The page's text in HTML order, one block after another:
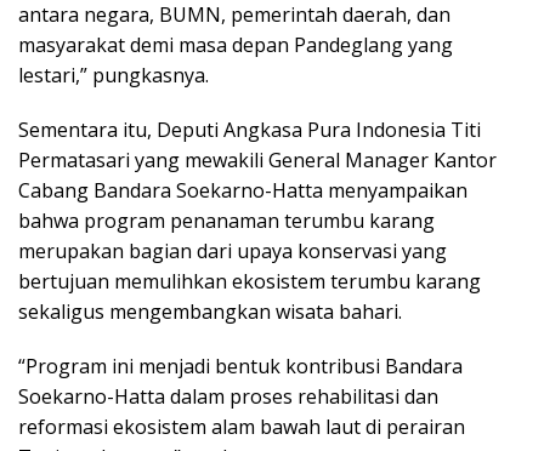
antara negara, BUMN, pemerintah daerah, dan
masyarakat demi masa depan Pandeglang yang
lestari,” pungkasnya.
Sementara itu, Deputi Angkasa Pura Indonesia Titi
Permatasari yang mewakili General Manager Kantor
Cabang Bandara Soekarno-Hatta menyampaikan
bahwa program penanaman terumbu karang
merupakan bagian dari upaya konservasi yang
bertujuan memulihkan ekosistem terumbu karang
sekaligus mengembangkan wisata bahari.
“Program ini menjadi bentuk kontribusi Bandara
Soekarno-Hatta dalam proses rehabilitasi dan
reformasi ekosistem alam bawah laut di perairan